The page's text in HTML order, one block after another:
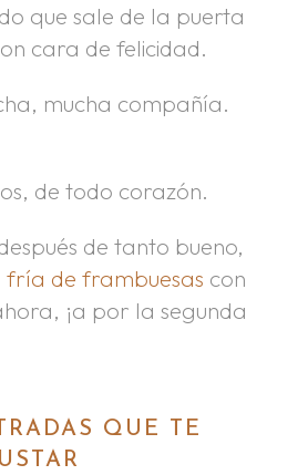
que sale de la puerta
cara de felicidad.
mucha compañía.
de todo corazón.
de tanto bueno,
de frambuesas con
¡a por la segunda
QUE TE